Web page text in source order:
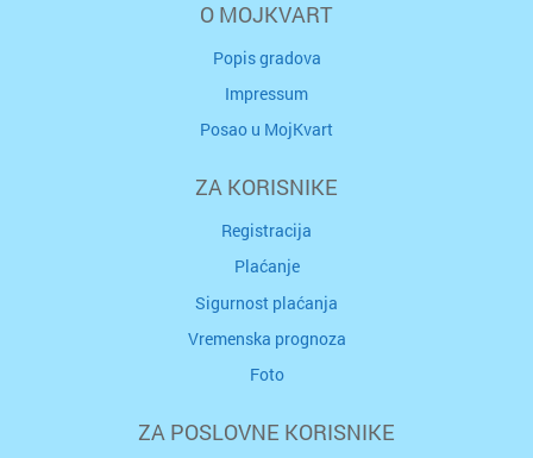
O MOJKVART
Popis gradova
Impressum
Posao u MojKvart
ZA KORISNIKE
Registracija
Plaćanje
Sigurnost plaćanja
Vremenska prognoza
Foto
ZA POSLOVNE KORISNIKE